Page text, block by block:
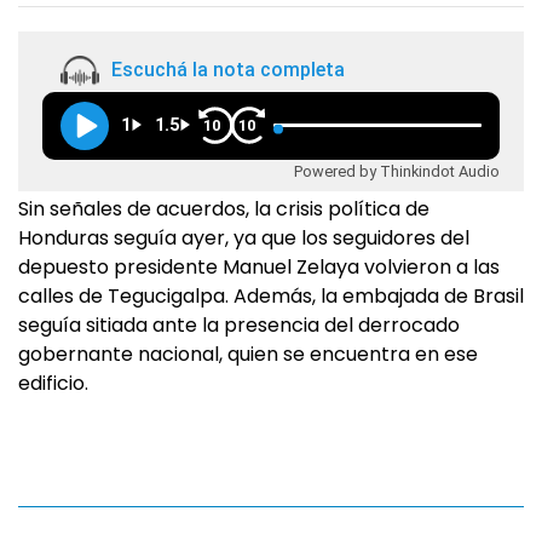
Escuchá la nota completa
1 1.5 10 10
Powered by Thinkindot Audio
Sin señales de acuerdos, la crisis política de
Honduras seguía ayer, ya que los seguidores del
depuesto presidente Manuel Zelaya volvieron a las
calles de Tegucigalpa. Además, la embajada de Brasil
seguía sitiada ante la presencia del derrocado
gobernante nacional, quien se encuentra en ese
edificio.